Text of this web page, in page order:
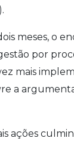
meses, o
por
mais
a
ações